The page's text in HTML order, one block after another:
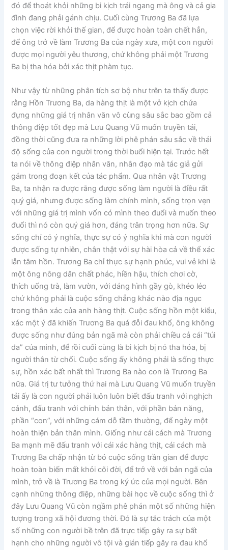
đó để thoát khỏi những bi kịch trái ngang mà ông và cả gia
đình đang phải gánh chịu. Cuối cùng Trương Ba đã lựa
chọn việc rời khỏi thế gian, để được hoàn toàn chết hẳn,
để ông trở về làm Trương Ba của ngày xưa, một con người
được mọi người yêu thương, chứ không phải một Trương
Ba bị tha hóa bởi xác thịt phàm tục.
Như vậy từ những phân tích sơ bộ như trên ta thấy được
rằng Hồn Trương Ba, da hàng thịt là một vở kịch chứa
đựng những giá trị nhân văn vô cùng sâu sắc bao gồm cả
thông điệp tốt đẹp mà Lưu Quang Vũ muốn truyền tải,
đồng thời cũng đưa ra những lời phê phán sâu sắc về thái
độ sống của con người trong thời buổi hiện tại. Trước hết
ta nói về thông điệp nhân văn, nhân đạo mà tác giả gửi
gắm trong đoạn kết của tác phẩm. Qua nhân vật Trương
Ba, ta nhận ra được rằng được sống làm người là điều rất
quý giá, nhưng được sống làm chính mình, sống trọn vẹn
với những giá trị mình vốn có mình theo đuổi và muốn theo
đuổi thì nó còn quý giá hơn, đáng trân trọng hơn nữa. Sự
sống chỉ có ý nghĩa, thực sự có ý nghĩa khi mà con người
được sống tự nhiên, chân thật với sự hài hòa cả về thể xác
lẫn tâm hồn. Trương Ba chỉ thực sự hạnh phúc, vui vẻ khi là
một ông nông dân chất phác, hiền hậu, thích chơi cờ,
thích uống trà, làm vườn, với dáng hình gầy gò, khéo léo
chứ không phải là cuộc sống chẳng khác nào địa ngục
trong thân xác của anh hàng thịt. Cuộc sống hồn một kiểu,
xác một ý đã khiến Trương Ba quá đỗi đau khổ, ông không
được sống như đúng bản ngã mà còn phải chiều cả cái “túi
da” của mình, để rồi cuối cùng là bi kịch bị nó tha hóa, bị
người thân từ chối. Cuộc sống ấy không phải là sống thực
sự, hồn xác bất nhất thì Trương Ba nào con là Trương Ba
nữa. Giá trị tư tưởng thứ hai mà Lưu Quang Vũ muốn truyền
tải ấy là con người phải luôn luôn biết đấu tranh với nghịch
cảnh, đấu tranh với chính bản thân, với phần bản năng,
phần “con”, với những cám dỗ tầm thường, để ngày một
hoàn thiện bản thân mình. Giống như cái cách mà Trương
Ba mạnh mẽ đấu tranh với cái xác hàng thịt, cái cách mà
Trương Ba chấp nhận từ bỏ cuộc sống trần gian để được
hoàn toàn biến mất khỏi cõi đời, để trở về với bản ngã của
mình, trở về là Trương Ba trong ký ức của mọi người. Bên
cạnh những thông điệp, những bài học về cuộc sống thì ở
đây Lưu Quang Vũ còn ngầm phê phán một số những hiện
tượng trong xã hội đương thời. Đó là sự tắc trách của một
số những con người bề trên đã trực tiếp gây ra sự bất
hạnh cho những người vô tội và gián tiếp gây ra đau khổ